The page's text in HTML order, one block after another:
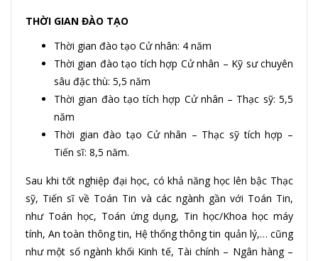
THỜI GIAN ĐÀO TẠO
Thời gian đào tạo Cử nhân: 4 năm
Thời gian đào tạo tích hợp Cử nhân – Kỹ sư chuyên
sâu đặc thù: 5,5 năm
Thời gian đào tạo tích hợp Cử nhân – Thạc sỹ: 5,5
năm
Thời gian đào tạo Cử nhân – Thạc sỹ tích hợp –
Tiến sĩ: 8,5 năm.
Sau khi tốt nghiệp đại học, có khả năng học lên bậc Thạc
sỹ, Tiến sĩ về Toán Tin và các ngành gần với Toán Tin,
như Toán học, Toán ứng dụng, Tin học/Khoa học máy
tính, An toàn thông tin, Hệ thống thông tin quản lý,… cũng
như một số ngành khối Kinh tế, Tài chính – Ngân hàng –